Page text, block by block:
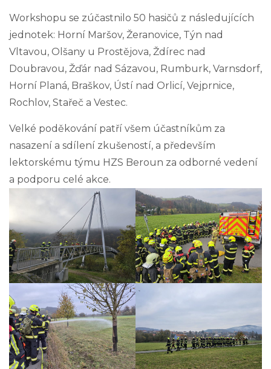
Workshopu se zúčastnilo 50 hasičů z následujících
jednotek: Horní Maršov, Žeranovice, Týn nad
Vltavou, Olšany u Prostějova, Ždírec nad
Doubravou, Žďár nad Sázavou, Rumburk, Varnsdorf,
Horní Planá, Braškov, Ústí nad Orlicí, Vejprnice,
Rochlov, Stařeč a Vestec.
Velké poděkování patří všem účastníkům za
nasazení a sdílení zkušeností, a především
lektorskému týmu HZS Beroun za odborné vedení
a podporu celé akce.